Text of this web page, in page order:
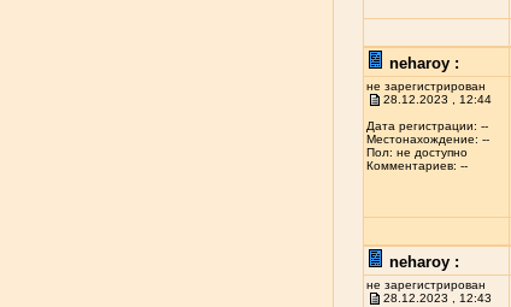
neharoy :
не зарегистрирован
28.12.2023 , 12:44
Дата регистрации: --
Местонахождение: --
Пол: не доступно
Комментариев: --
neharoy :
не зарегистрирован
28.12.2023 , 12:43